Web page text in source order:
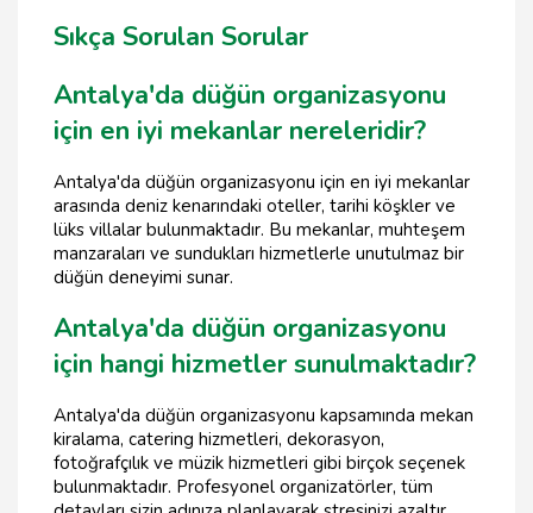
Sıkça Sorulan Sorular
Antalya'da düğün organizasyonu
için en iyi mekanlar nereleridir?
Antalya'da düğün organizasyonu için en iyi mekanlar
arasında deniz kenarındaki oteller, tarihi köşkler ve
lüks villalar bulunmaktadır. Bu mekanlar, muhteşem
manzaraları ve sundukları hizmetlerle unutulmaz bir
düğün deneyimi sunar.
Antalya'da düğün organizasyonu
için hangi hizmetler sunulmaktadır?
Antalya'da düğün organizasyonu kapsamında mekan
kiralama, catering hizmetleri, dekorasyon,
fotoğrafçılık ve müzik hizmetleri gibi birçok seçenek
bulunmaktadır. Profesyonel organizatörler, tüm